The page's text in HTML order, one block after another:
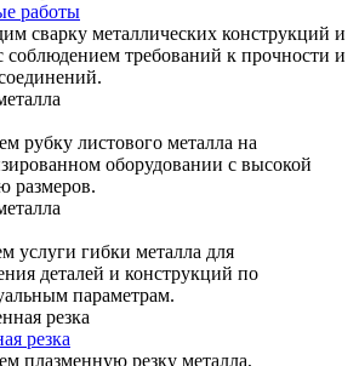
работы
сварку металлических конструкций и
соблюдением требований к прочности и
рубку листового металла на
оборудовании с высокой
размеров.
услуги гибки металла для
деталей и конструкций по
параметрам.
резка
плазменную резку металла,